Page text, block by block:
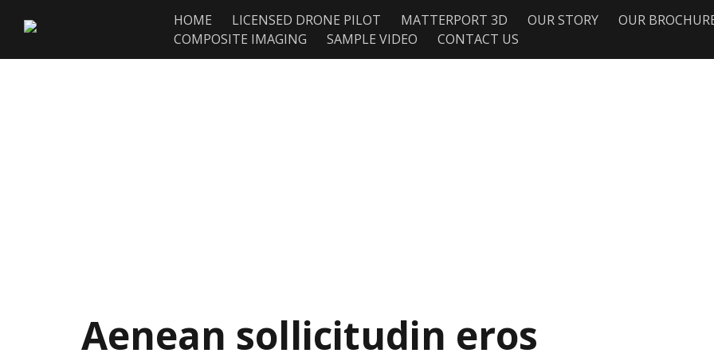
HOME LICENSED DRONE PILOT MATTERPORT 3D OUR STORY
OUR
COMPOSITE IMAGING
SAMPLE VIDEO CONTACT US
Aenean sollicitudin eros